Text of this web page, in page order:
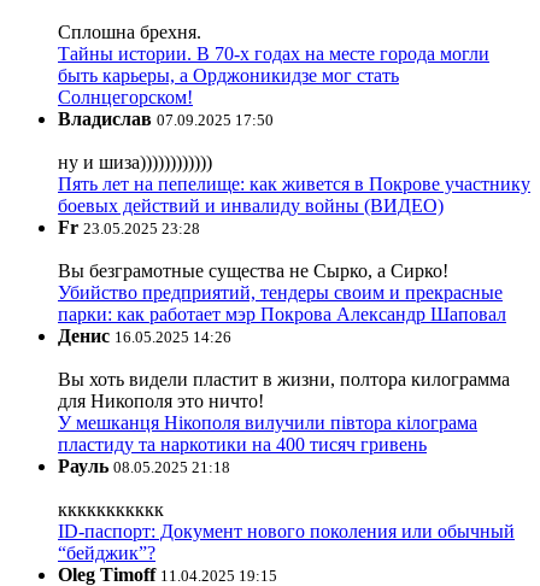
Сплошна брехня.
Тайны истории. В 70-х годах на месте города могли
быть карьеры, а Орджоникидзе мог стать
Солнцегорском!
Владислав 07.09.2025 17:50
ну и шиза))))))))))))
Пять лет на пепелище: как живется в Покрове участнику
боевых действий и инвалиду войны (ВИДЕО)
Fr 23.05.2025 23:28
Вы безграмотные существа не Сырко, а Сирко!
Убийство предприятий, тендеры своим и прекрасные
парки: как работает мэр Покрова Александр Шаповал
Денис 16.05.2025 14:26
Вы хоть видели пластит в жизни, полтора килограмма
для Никополя это ничто!
У мешканця Нікополя вилучили півтора кілограма
пластиду та наркотики на 400 тисяч гривень
Рауль 08.05.2025 21:18
ккккккккккк
ID-паспорт: Документ нового поколения или обычный
“бейджик”?
Oleg Timoff 11.04.2025 19:15